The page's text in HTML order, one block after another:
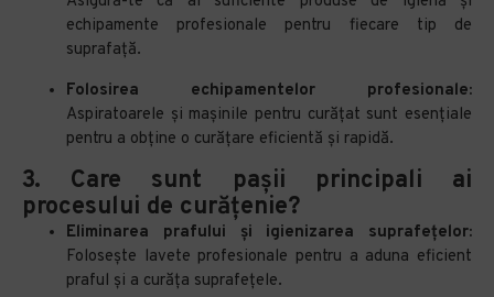
echipamente profesionale pentru fiecare tip de
suprafață.
Folosirea echipamentelor profesionale:
Aspiratoarele și mașinile pentru curățat sunt esențiale
pentru a obține o curățare eficientă și rapidă.
3. Care sunt pașii principali ai
procesului de curățenie?
Eliminarea prafului și igienizarea suprafețelor:
Folosește lavete profesionale pentru a aduna eficient
praful și a curăța suprafețele.